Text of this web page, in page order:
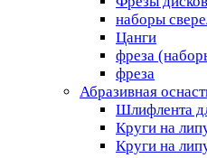
наборы
Цанги
фреза
фреза
Абразивная
Шлифлента
Круги на
Круги на